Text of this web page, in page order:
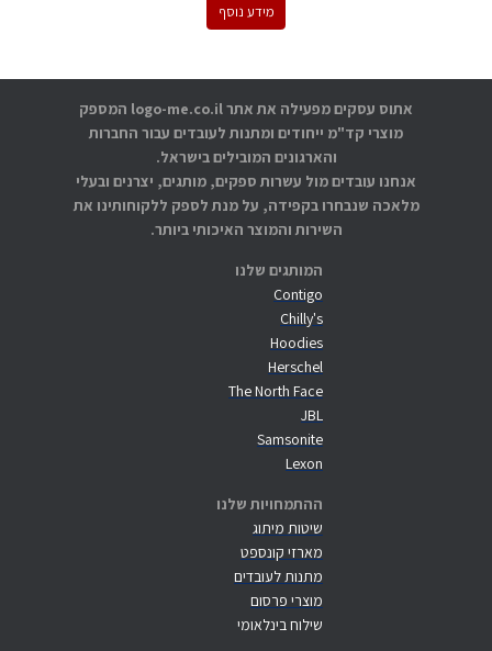
מידע נוסף
המותגים שלנו
Contigo
Chilly's
Hoodies
Herschel
The North Face
JBL
Samsonite
Lexon
ההתמחויות שלנו
שיטות מיתוג
מארזי קונספט
מתנות לעובדים
מוצרי פרסום
שילוח בינלאומי
אתוס עסקים מפעילה את אתר logo-me.co.il המספק
מוצרי קד"מ ייחודים ומתנות לעובדים עבור החברות
והארגונים המובילים בישראל.
אנחנו עובדים מול עשרות ספקים, מותגים, יצרנים ובעלי
מלאכה שנבחרו בקפידה, על מנת לספק ללקוחותינו את
השירות והמוצר האיכותי ביותר.